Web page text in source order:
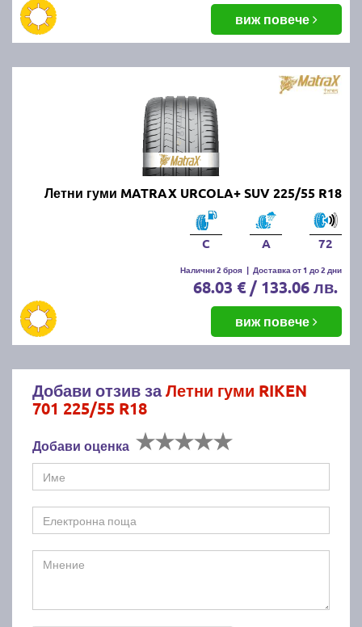
виж повече
Летни гуми MATRAX URCOLA+ SUV 225/55 R18
C A 72
Налични 2 броя | Доставка от 1 до 2 дни
68.03 € / 133.06 лв.
виж повече
Добави отзив заЛетни гуми RIKEN
701 225/55 R18
Добави оценка